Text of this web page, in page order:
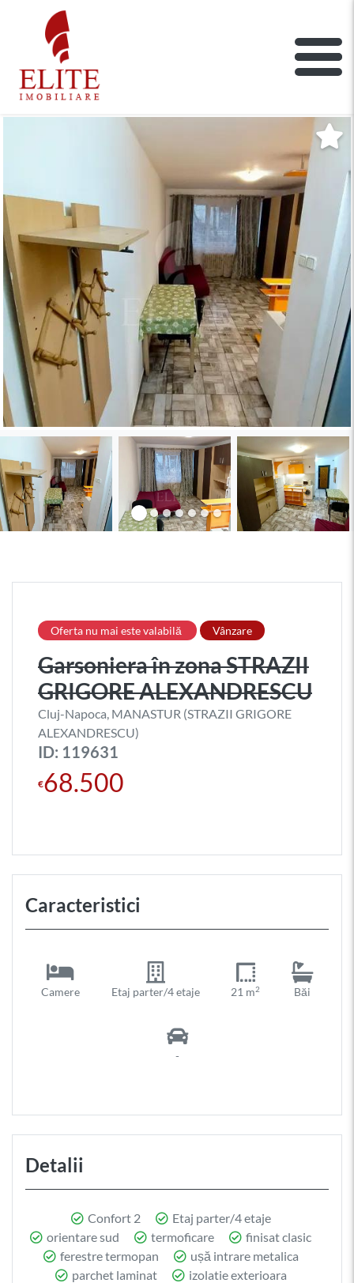
ELITE IMOBILIARE
Main Nav
Oferta nu mai este valabilă Vânzare
Garsoniera în zona STRAZII
GRIGORE ALEXANDRESCU
Cluj-Napoca, MANASTUR (STRAZII GRIGORE
ALEXANDRESCU)
ID: 119631
€68.500
Caracteristici
Camere Etaj parter/4 etaje 21 m2 Băi
-
Detalii
Confort 2
Etaj parter/4 etaje
orientare sud
termoficare
finisat clasic
ferestre termopan
ușă intrare metalica
parchet laminat
izolatie exterioara